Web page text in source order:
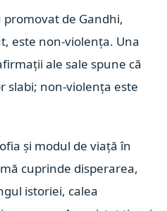
promovat de Gandhi,
este non-violenţa. Una
ale sale spune că
slabi; non-violenţa este
şi modul de viaţă în
cuprinde disperarea,
istoriei, calea